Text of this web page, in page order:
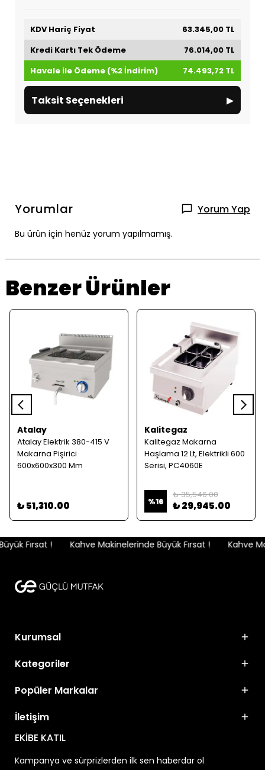
KDV Hariç Fiyat
63.345,00 TL
Kredi Kartı Tek Ödeme
76.014,00 TL
Havale ile Ödeme (%2 İndirim)
74.493,72 TL
Taksit Seçenekleri ▸
Yorumlar Yorum Yap
Bu ürün için henüz yorum yapılmamış.
Benzer Ürünler
Atalay
Atalay Elektrik 380-415 V
Makarna Pişirici
600x600x300 Mm
₺ 51,310.00
Kalitegaz
Kalitegaz Makarna
Haşlama 12 Lt, Elektrikli 600
Serisi, PC4060E
%16
₺ 35,546.00
₺ 29,945.00
Fırsat ! Kahve Makinelerinde Büyük Fırsat ! Kahve
Kurumsal
Kategoriler
Popüler Markalar
İletişim
EKİBE KATIL
Kampanya ve sürprizlerden ilk sen haberdar ol